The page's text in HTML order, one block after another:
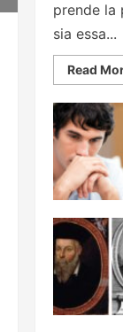
prende la
sia essa...
Read